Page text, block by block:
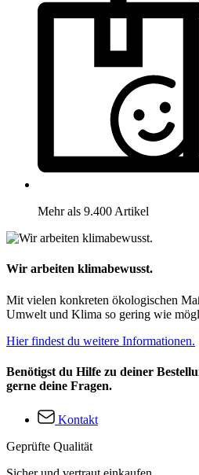
Mehr als 9.400 Artikel
Wir arbeiten klimabewusst.
Mit vielen konkreten ökologischen
Umwelt und Klima so gering wie
Hier findest du weitere Informationen.
Benötigst du Hilfe zu deiner
gerne deine Fragen.
Kontakt
Geprüfte Qualität